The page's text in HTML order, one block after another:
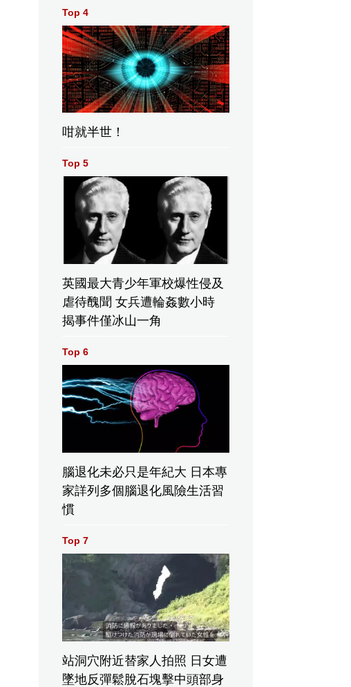
與嫂嫂結怨慘遭對方潑黑漆毀婚紗留心理陰影。網上圖片
Top 4
咁就半世！
Top 5
英國最大青少年軍校爆性侵及
虐待醜聞 女兵遭輪姦數小時
揭事件僅冰山一角
Top 6
腦退化未必只是年紀大 日本專
家詳列多個腦退化風險生活習
慣
Top 7
站洞穴附近替家人拍照 日女遭
墜地反彈鬆脫石塊擊中頭部身